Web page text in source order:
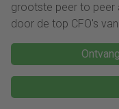
grootste peer to peer
door de top CFO's